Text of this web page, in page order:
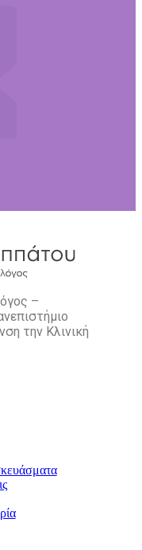
–
την Kλινική